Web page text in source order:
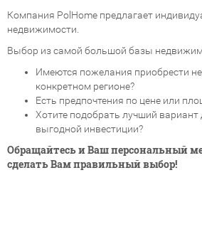
Компания PolHome предлагает
недвижимости.
Выбор из самой большой базы
Имеются пожелания приобрести
конкретном регионе?
Есть предпочтения по цене или
Хотите подобрать лучший
выгодной инвестиции?
Обращайтесь и Ваш персональный
сделать Вам правильный выбор!